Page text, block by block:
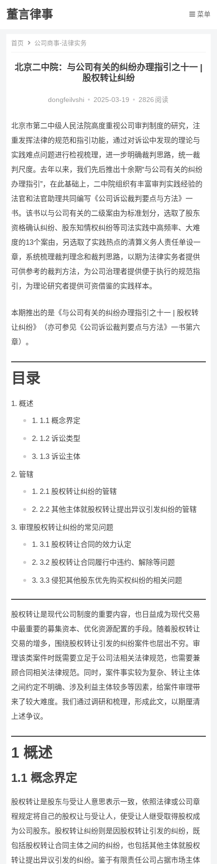
董言律事 菜单
首页 公司商事-法律实务
北京二中院：与公司有关的纠纷办理指引之十一 |
股权转让纠纷
dongfeilvshi • 2025-03-19 • 2826 阅读
北京市第二中级人民法院高度重视公司审判制度的研究，注
重发挥法律的规范和指引功能，通过对诉讼中发现的理论与
实践难点问题进行检视梳理，进一步明确裁判思路，统一裁
判尺度。去年以来，我们先后推出十余期“与公司有关的纠纷
办理指引”，在此基础上，二中院组织有丰富审判实践经验的
法官和法官助理共同编写《公司诉讼裁判要点与方法》一
书。该书以与公司有关的二级案由为标准划分，选取了股东
资格确认纠纷、股东知情权纠纷等司法实践中高频率、大难
度的13个案由，另选取了实践热点的清算义务人责任单设一
章，系统梳理裁判理念和裁判思路，以期为法律实务者提供
可供参考的裁判方法，为公司治理者提供便于执行的规范指
引，为理论研究者提供可资借鉴的实践样本。
本期推出的是《与公司有关的纠纷办理指引之十一 | 股权转
让纠纷》（亦可参见《公司诉讼裁判要点与方法》一书第六
章）。
目录
概述
1.1 概念界定
1.2 诉讼类型
1.3 诉讼主体
管辖
2.1 股权转让纠纷的管辖
2.2 其他主体就股权转让提出异议引发纠纷的管辖
审理股权转让纠纷的常见问题
3.1 股权转让合同的效力认定
3.2 股权转让合同履行中违约、解除等问题
3.3 侵犯其他股东优先购买权纠纷的相关问题
股权转让是现代公司制度的重要内容，也日益成为现代交易
中最重要的募集资本、优化资源配置的手段。随着股权转让
交易的增多，围绕股权转让引发的纠纷案件也层出不穷。审
理该类案件时既需要立足于公司法相关法律规范，也需要兼
顾合同相关法律规范。同时，案件事实较为复杂、转让主体
之间约定不明确、涉及利益主体较多等因素，给案件审理带
来了较大难度。我们通过调研和梳理，形成此文，以期厘清
上述争议。
1 概述
1.1 概念界定
股权转让是股东与受让人意思表示一致，依照法律或公司章
程规定将自己的股权让与受让人，使受让人继受取得股权成
为公司股东。股权转让纠纷则是因股权转让引发的纠纷，既
包括股权转让合同主体之间的纠纷，也包括其他主体就股权
转让提出异议引发的纠纷。鉴于有限责任公司占据市场主体